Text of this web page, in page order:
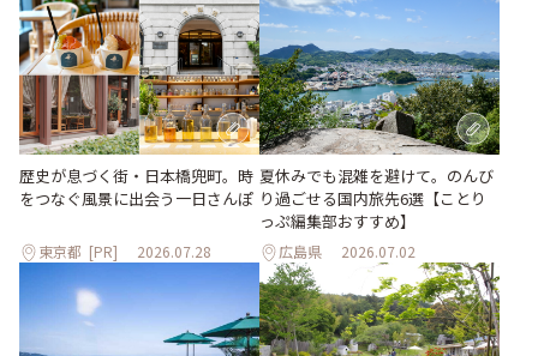
歴史が息づく街・日本橋兜町。時
をつなぐ風景に出会う一日さんぽ
東京都 [PR] 2026.07.28
夏休みでも混雑を避けて。のんび
り過ごせる国内旅先6選【ことり
っぷ編集部おすすめ】
広島県 2026.07.02